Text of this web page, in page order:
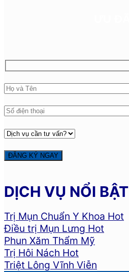
DỊCH VỤ NỔI BẬT
Trị Mụn Chuẩn Y Khoa
Điều trị Mụn Lưng
Phun Xăm Thẩm Mỹ
Trị Hôi Nách
Triệt Lông Vĩnh Viễn